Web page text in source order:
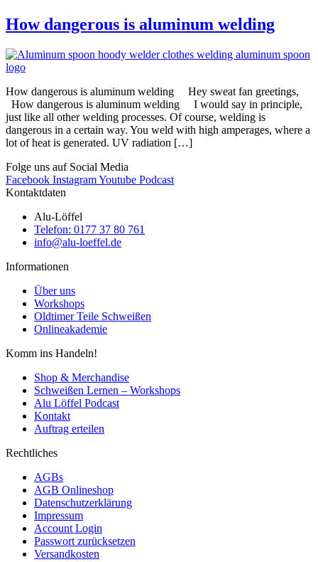
How dangerous is aluminum welding
How dangerous is aluminum welding Hey sweat fan greetings,
How dangerous is aluminum welding I would say in principle,
just like all other welding processes. Of course, welding is
dangerous in a certain way. You weld with high amperages, where a
lot of heat is generated. UV radiation […]
Folge uns auf Social Media
Facebook InstagramYoutube Podcast
Kontaktdaten
Alu-Löffel
Telefon: 0177 37 80 761
info@alu-loeffel.de
Informationen
Über uns
Workshops
Oldtimer Teile Schweißen
Onlineakademie
Komm ins Handeln!
Shop & Merchandise
Schweißen Lernen – Workshops
Alu Löffel Podcast
Kontakt
Auftrag erteilen
Rechtliches
AGBs
AGB Onlineshop
Datenschutzerklärung
Impressum
Account Login
Passwort zurücksetzen
Versandkosten